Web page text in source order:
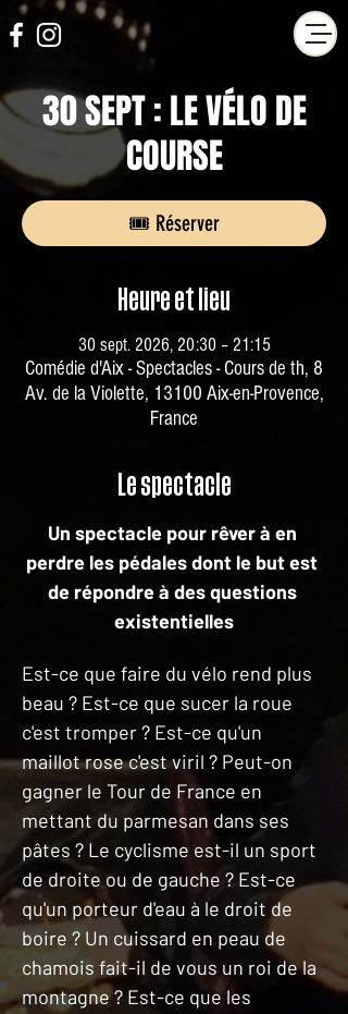
30 SEPT : LE VÉLO DE
COURSE
🎟️ Réserver
Heure et lieu
30 sept. 2026, 20:30 – 21:15
Comédie d'Aix - Spectacles - Cours de th, 8
Av. de la Violette, 13100 Aix-en-Provence,
France
Le spectacle
Un spectacle pour rêver à en
perdre les pédales dont le but est
de répondre à des questions
existentielles
Est-ce que faire du vélo rend plus
beau ? Est-ce que sucer la roue
c'est tromper ? Est-ce qu'un
maillot rose c'est viril ? Peut-on
gagner le Tour de France en
mettant du parmesan dans ses
pâtes ? Le cyclisme est-il un sport
de droite ou de gauche ? Est-ce
qu'un porteur d'eau à le droit de
boire ? Un cuissard en peau de
chamois fait-il de vous un roi de la
montagne ? Est-ce que les